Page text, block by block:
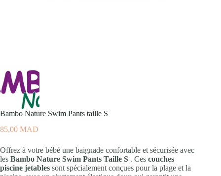
Bambo Nature Swim Pants taille S
85,00 MAD
Offrez à votre bébé une baignade confortable et sécurisée avec
les Bambo Nature Swim Pants Taille S . Ces couches
piscine jetables sont spécialement conçues pour la plage et la